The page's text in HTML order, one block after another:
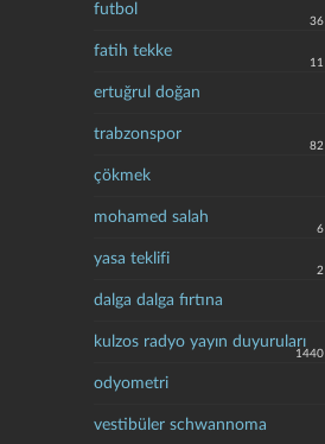
futbol
36
fatih tekke
11
ertuğrul doğan
trabzonspor
82
çökmek
mohamed salah
6
yasa teklifi
2
dalga dalga fırtına
kulzos radyo yayın duyuruları
1440
odyometri
vestibüler schwannoma